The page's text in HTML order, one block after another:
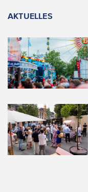
AKTUELLES